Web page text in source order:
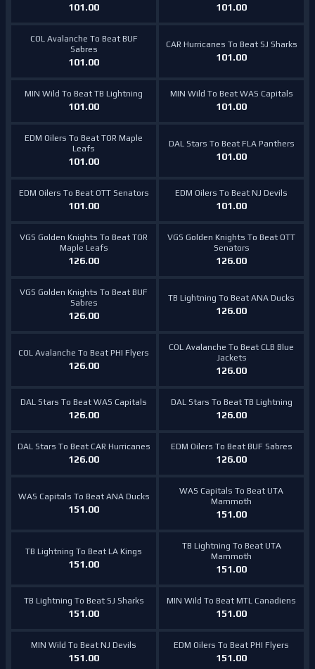
101.00 101.00
COL Avalanche To Beat BUF
Sabres
101.00
CAR Hurricanes To Beat SJ Sharks
101.00
MIN Wild To Beat TB Lightning
101.00
MIN Wild To Beat WAS Capitals
101.00
EDM Oilers To Beat TOR Maple
Leafs
101.00
DAL Stars To Beat FLA Panthers
101.00
EDM Oilers To Beat OTT Senators
101.00
EDM Oilers To Beat NJ Devils
101.00
VGS Golden Knights To Beat TOR
Maple Leafs
126.00
VGS Golden Knights To Beat OTT
Senators
126.00
VGS Golden Knights To Beat BUF
Sabres
126.00
TB Lightning To Beat ANA Ducks
126.00
COL Avalanche To Beat PHI Flyers
126.00
COL Avalanche To Beat CLB Blue
Jackets
126.00
DAL Stars To Beat WAS Capitals
126.00
DAL Stars To Beat TB Lightning
126.00
DAL Stars To Beat CAR Hurricanes
126.00
EDM Oilers To Beat BUF Sabres
126.00
WAS Capitals To Beat ANA Ducks
151.00
WAS Capitals To Beat UTA
Mammoth
151.00
TB Lightning To Beat LA Kings
151.00
TB Lightning To Beat UTA
Mammoth
151.00
TB Lightning To Beat SJ Sharks
151.00
MIN Wild To Beat MTL Canadiens
151.00
MIN Wild To Beat NJ Devils
151.00
EDM Oilers To Beat PHI Flyers
151.00